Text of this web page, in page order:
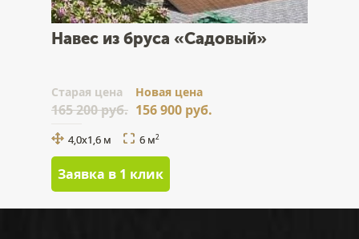
Навес из бруса «Садовый»
Cтарая цена
165 200 руб.
Новая цена
156 900 руб.
4,0х1,6 м 6 м2
Заявка в 1 клик